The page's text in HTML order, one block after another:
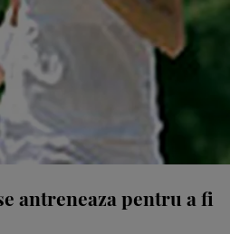
antreneaza pentru a fi